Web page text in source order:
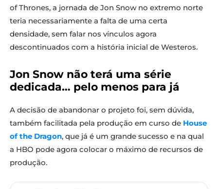
of Thrones, a jornada de Jon Snow no extremo norte
teria necessariamente a falta de uma certa
densidade, sem falar nos vínculos agora
descontinuados com a história inicial de Westeros.
Jon Snow não terá uma série
dedicada… pelo menos para já
A decisão de abandonar o projeto foi, sem dúvida,
também facilitada pela produção em curso de House
of the Dragon, que já é um grande sucesso e na qual
a HBO pode agora colocar o máximo de recursos de
produção.